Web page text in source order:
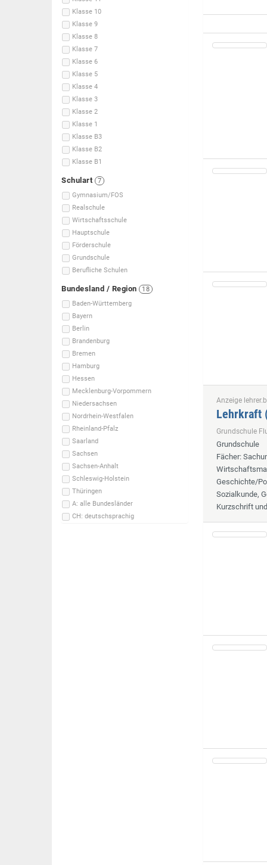
Klasse 10
Klasse 9
Klasse 8
Klasse 7
Klasse 6
Klasse 5
Klasse 4
Klasse 3
Klasse 2
Klasse 1
Klasse B3
Klasse B2
Klasse B1
Schulart
7
Gymnasium/FOS
Realschule
Wirtschaftsschule
Hauptschule
Förderschule
Grundschule
Berufliche Schulen
Bundesland / Region
18
Baden-Württemberg
Bayern
Berlin
Brandenburg
Bremen
Hamburg
Hessen
Mecklenburg-Vorpommern
Niedersachsen
Nordrhein-Westfalen
Rheinland-Pfalz
Saarland
Sachsen
Sachsen-Anhalt
Schleswig-Holstein
Thüringen
A: alle Bundesländer
CH: deutschsprachig
Anzeige
Lehrkraft
Grundschule
Grundschule
Fächer:
Geschichte/
Sozialkunde,
Kurzschrift